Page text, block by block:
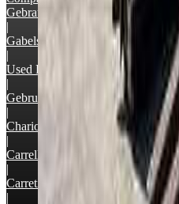
Gebrauchte Gabelstapler
|
Gabelstapler Occasion
|
Used Forklifts
|
Gebruikte Heftrucks
|
Chariots élévateurs occasion
|
Carrelli elevatori usati
|
Carretilla elevadora segunda mano
|